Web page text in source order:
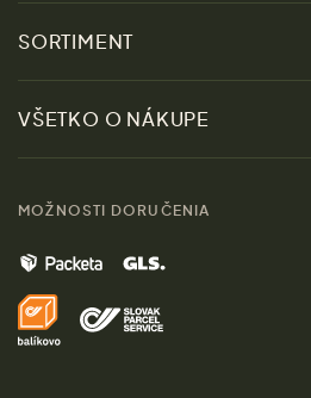
Udržateľnosť
Kontakt
Značky
Pre médiá
SORTIMENT
Zľavy
Ženy
Muži
Darčeky
VŠETKO O NÁKUPE
Doprava a platba
MOŽNOSTI DORUČENIA